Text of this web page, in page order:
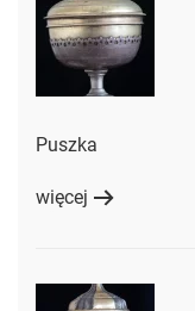
Puszka
więcej